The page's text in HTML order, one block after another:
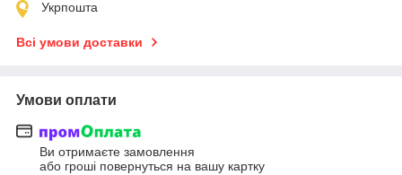
Укрпошта
Всі умови доставки
Умови оплати
Ви отримаєте замовлення
або гроші повернуться на вашу картку